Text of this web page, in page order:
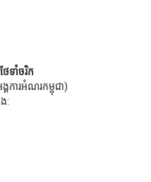
ទាំចរិក
គការអំណរកម្ពុជា)
: